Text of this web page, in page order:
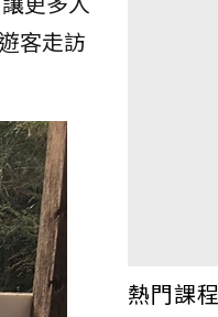
客走訪
熱門課程